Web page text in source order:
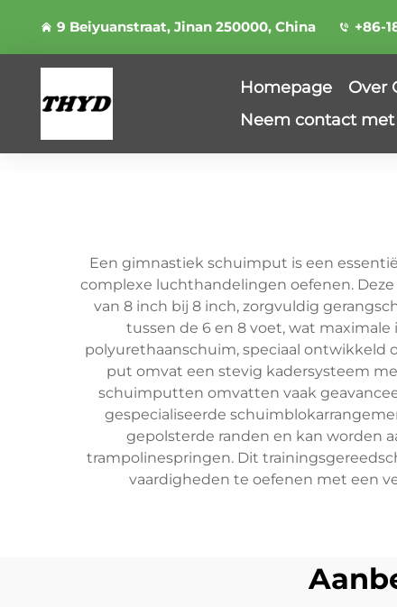
9 Beiyuanstraat, Jinan 250000, China +86-
Homepage Over
Neem contact met
Een gimnastiek schuimput is een
complexe luchthandelingen oefenen.
van 8 inch bij 8 inch, zorgvuldig
tussen de 6 en 8 voet, wat
polyurethaanschuim, speciaal ontwikkeld
put omvat een stevig kadersysteem
schuimputten omvatten vaak
gespecialiseerde
gepolsterde randen en kan worden
trampolinespringen. Dit
vaardigheden te oefenen met een